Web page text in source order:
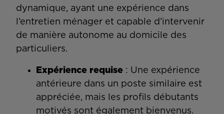
dynamique, ayant une expérience dans
l’entretien ménager et capable d’intervenir
de manière autonome au domicile des
particuliers.
Expérience requise : Une expérience
antérieure dans un poste similaire est
appréciée, mais les profils débutants
motivés sont également bienvenus.